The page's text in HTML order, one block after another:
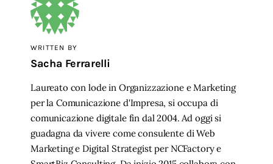
WRITTEN BY
Sacha Ferrarelli
Laureato con lode in Organizzazione e Marketing
per la Comunicazione d'Impresa, si occupa di
comunicazione digitale fin dal 2004. Ad oggi si
guadagna da vivere come consulente di Web
Marketing e Digital Strategist per NCFactory e